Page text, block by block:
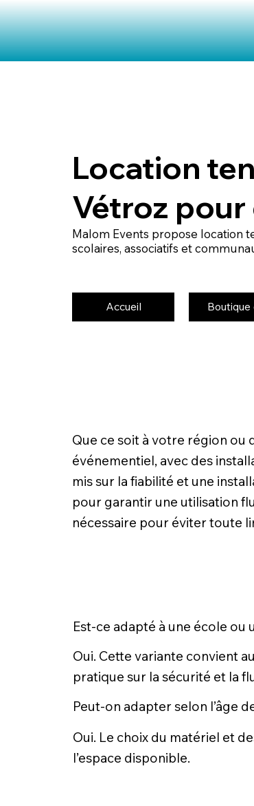
Location
Vétroz pour
Malom Events propose location
scolaires, associatifs et
Accueil Boutique
Que ce soit à votre région ou
événementiel, avec des
mis sur la fiabilité et une
pour garantir une utilisation
nécessaire pour éviter toute
Est-ce adapté à une école ou
Oui. Cette variante convient
pratique sur la sécurité et la
Peut-on adapter selon l’âge
Oui. Le choix du matériel et
l’espace disponible.